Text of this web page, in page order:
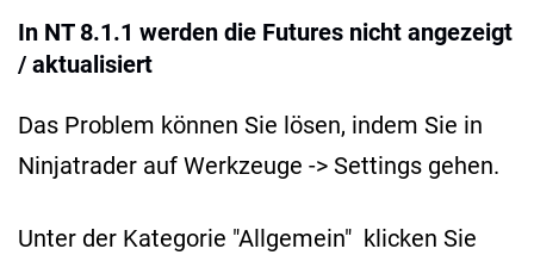
In NT 8.1.1 werden die Futures nicht angezeigt
/ aktualisiert
Das Problem können Sie lösen, indem Sie in
Ninjatrader auf Werkzeuge -> Settings gehen.
Unter der Kategorie "Allgemein" klicken Sie